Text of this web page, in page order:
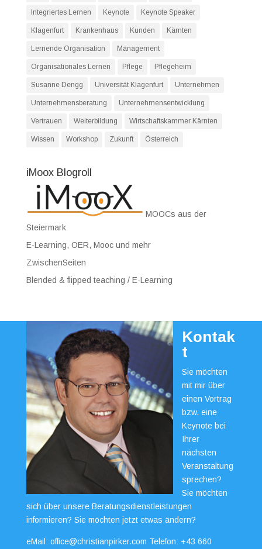
Integriertes Lernen Keynote Keynote Speaker
Klagenfurt Krankenhaus Kunden Kärnten
Lernende Organisation Management
Organisationales Lernen Pflege Pflegeheim
Susanne Dengg Universität Klagenfurt Unternehmen
Unternehmensberatung Unternehmensentwicklung
Vertrauen Weiterbildung Wirtschaftskammer Kärnten
Wissen Workshop Zukunft Österreich
iMoox Blogroll
MOOCs aus der
Steiermark
E-Learning, OER, Mooc und mehr
ZwischenSeiten
Blended & flipped teaching / E-Learning
Kontak
t
Sie möchten
mit mir über
einen Vortrag
bzw. eine
Keynote bei
Ihrer
nächsten
Veranstaltung
sprechen?
Sie möchten
sich über unsere Beratungsdienstleistungen
informieren? Sie möchten jetzt etwas ändern?
eMail: office@christianpirker.com Telefon: +43 660